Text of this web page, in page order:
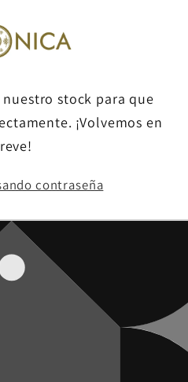
stock para que
¡Volvemos en
contraseña